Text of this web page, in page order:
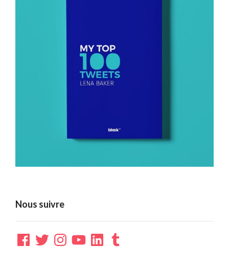
Nous suivre
Facebook
TwitterInstagramYouTubeLinkedInTumblr